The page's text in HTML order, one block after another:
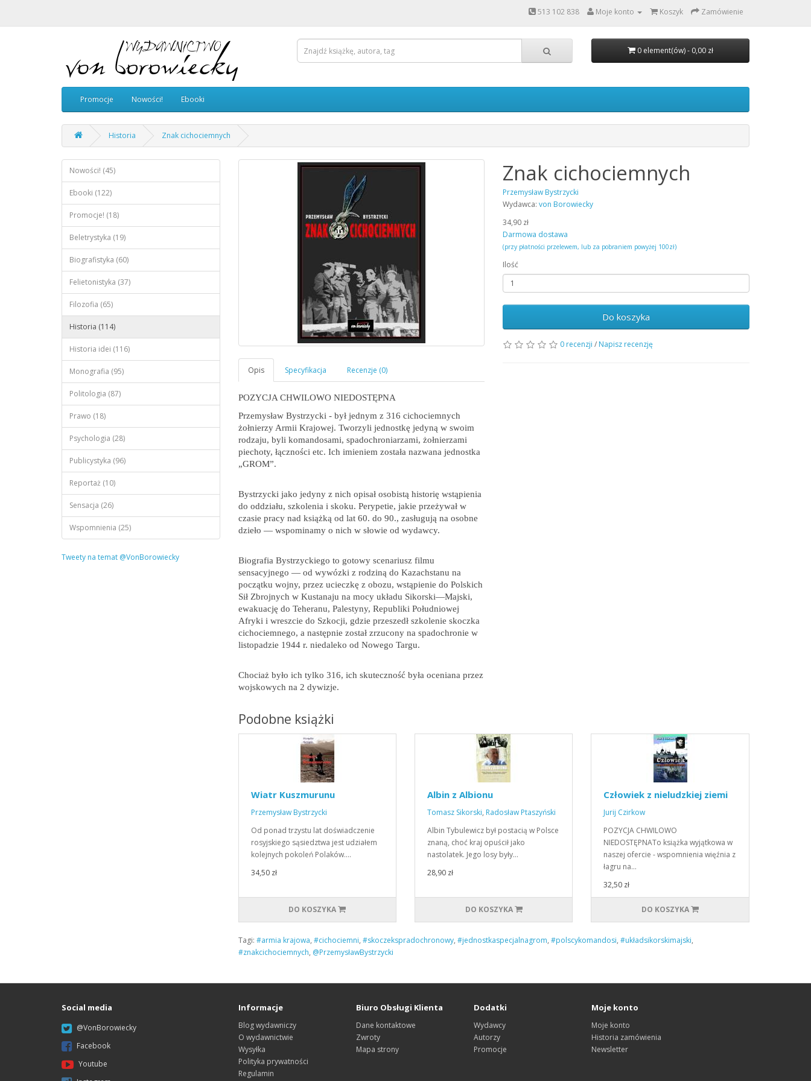
513 102 838 Moje konto Koszyk Zamówienie
0 element(ów) - 0,00 zł
Promocje Nowości! Ebooki
Historia Znak cichociemnych
Nowości! (45)
Ebooki (122)
Promocje! (18)
Beletrystyka (19)
Biografistyka (60)
Felietonistyka (37)
Filozofia (65)
Historia (114)
Historia idei (116)
Monografia (95)
Politologia (87)
Prawo (18)
Psychologia (28)
Publicystyka (96)
Reportaż (10)
Sensacja (26)
Wspomnienia (25)
Tweety na temat @VonBorowiecky
POZYCJA CHWILOWO NIEDOSTĘPNA
Przemysław Bystrzycki - był jednym z 316 cichociemnych
żołnierzy Armii Krajowej. Tworzyli jednostkę jedyną w swoim
rodzaju, byli komandosami, spadochroniarzami, żołnierzami
piechoty, łączności etc. Ich imieniem została nazwana jednostka
„GROM”.
Bystrzycki jako jedyny z nich opisał osobistą historię wstąpienia
do oddziału, szkolenia i skoku. Perypetie, jakie przeżywał w
czasie pracy nad książką od lat 60. do 90., zasługują na osobne
dzieło — wspominamy o nich w słowie od wydawcy.
Biografia Bystrzyckiego to gotowy scenariusz filmu
sensacyjnego — od wywózki z rodziną do Kazachstanu na
początku wojny, przez ucieczkę z obozu, wstąpienie do Polskich
Sił Zbrojnych w Kustanaju na mocy układu Sikorski—Majski,
ewakuację do Teheranu, Palestyny, Republiki Południowej
Afryki i wreszcie do Szkocji, gdzie przeszedł szkolenie skoczka
cichociemnego, a następnie został zrzucony na spadochronie w
listopadzie 1944 r. niedaleko od Nowego Targu.
Chociaż było ich tylko 316, ich skuteczność była oceniana przez
wojskowych na 2 dywizje.
Znak cichociemnych
Przemysław Bystrzycki
Wydawca:von Borowiecky
34,90 zł
Darmowa dostawa
(przy płatności przelewem, lub za pobraniem powyżej 100zł)
Ilość
Do koszyka
0 recenzji / Napisz recenzję
Podobne książki
Wiatr Kuszmurunu
Przemysław Bystrzycki
Od ponad trzystu lat doświadczenie
rosyjskiego sąsiedztwa jest udziałem
kolejnych pokoleń Polaków.…
34,50 zł
DO KOSZYKA
Albin z Albionu
Tomasz Sikorski, Radosław Ptaszyński
Albin Tybulewicz był postacią w Polsce
znaną, choć kraj opuścił jako
nastolatek. Jego losy były…
28,90 zł
DO KOSZYKA
Człowiek z nieludzkiej ziemi
Jurij Czirkow
POZYCJA CHWILOWO
NIEDOSTĘPNATo książka wyjątkowa w
naszej ofercie - wspomnienia więźnia z
łagru na…
32,50 zł
DO KOSZYKA
Tagi: #armia krajowa, #cichociemni, #skoczekspradochronowy, #jednostkaspecjalnagrom, #polscykomandosi, #układsikorskimajski,
#znakcichociemnych, @PrzemysławBystrzycki
Social media
@VonBorowiecky
Facebook
Youtube
Informacje
Blog wydawniczy
O wydawnictwie
Wysyłka
Polityka prywatności
Regulamin
Biuro Obsługi Klienta
Dane kontaktowe
Zwroty
Mapa strony
Dodatki
Wydawcy
Autorzy
Promocje
Moje konto
Moje konto
Historia zamówienia
Newsletter